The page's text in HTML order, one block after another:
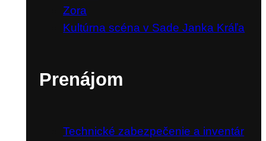
Zora
Kultúrna scéna v Sade Janka Kráľa
Prenájom
Technické zabezpečenie a inventár